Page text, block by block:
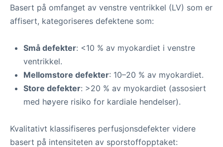
Basert på omfanget av venstre ventrikkel (LV) som er
affisert, kategoriseres defektene som:
Små defekter: <10 % av myokardiet i venstre
ventrikkel.
Mellomstore defekter: 10–20 % av myokardiet.
Store defekter: >20 % av myokardiet (assosiert
med høyere risiko for kardiale hendelser).
Kvalitativt klassifiseres perfusjonsdefekter videre
basert på intensiteten av sporstoffopptaket: